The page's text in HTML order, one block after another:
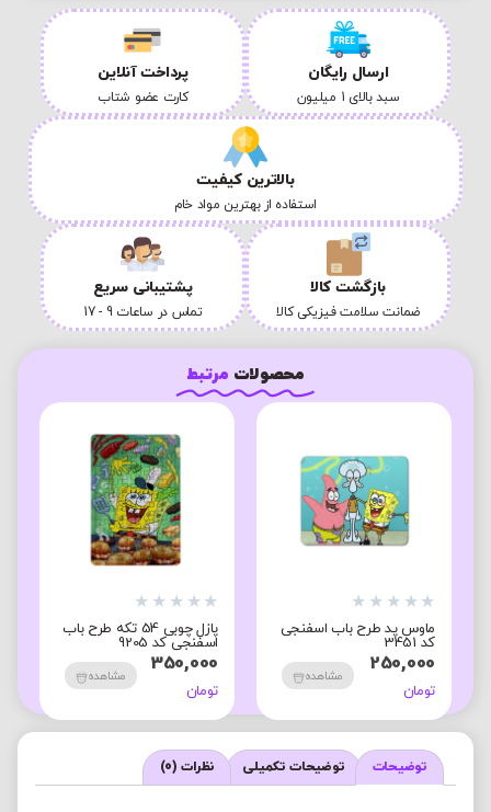
ارسال رایگان
سبد بالای 1 میلیون
پرداخت آنلاین
کارت عضو شتاب
بالاترین کیفیت
استفاده از بهترین مواد خام
بازگشت کالا
ضمانت سلامت فیزیکی کالا
پشتیبانی سریع
تماس در ساعات 9 - 17
محصولات مرتبط
★
★
★
★
★
ماوس پد طرح باب اسفنجی
کد 3451
250,000
تومان
مشاهده
★
★
★
★
★
پازل چوبی 54 تکه طرح باب
اسفنجی کد 9205
350,000
تومان
مشاهده
توضیحات توضیحات تکمیلی نظرات (0)